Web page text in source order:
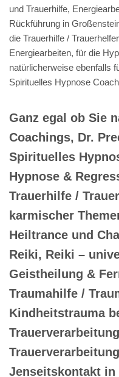
und Trauerhilfe,
Rückführung in
die Trauerhilfe /
Energiearbeiten, für die
natürlicherweise ebenfalls
Spirituelles Hypnose
Ganz egal ob Sie
Coachings, Dr.
Spirituelles
Hypnose &
Trauerhilfe /
karmischer
Heiltrance und
Reiki, Reiki –
Geistheilung &
Traumahilfe /
Kindheitstrauma
Jenseitskontakt in